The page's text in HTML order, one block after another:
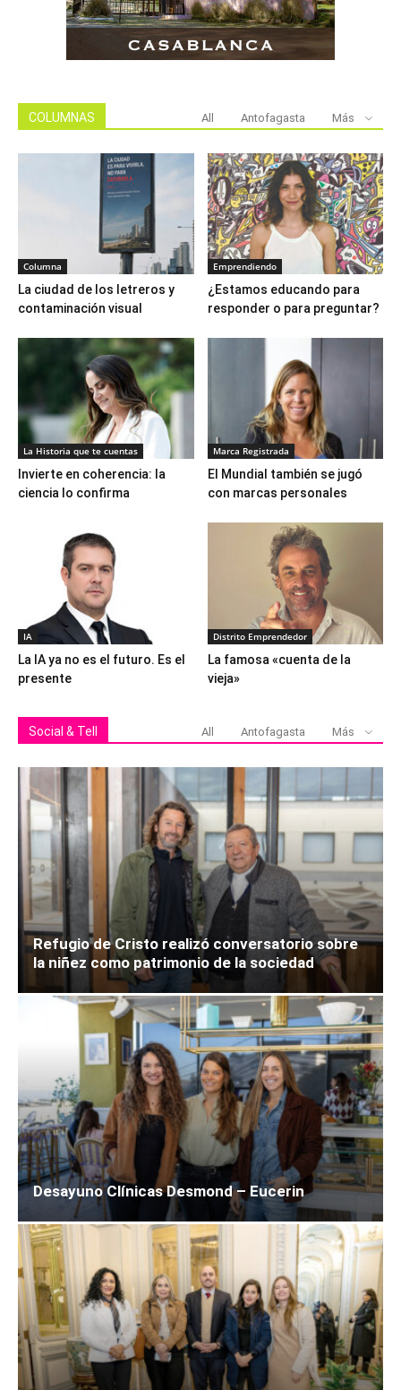
COLUMNAS All Antofagasta Más
Columna
La ciudad de los letreros y
contaminación visual
Emprendiendo
¿Estamos educando para
responder o para preguntar?
La Historia que te cuentas
Invierte en coherencia: la
ciencia lo confirma
Marca Registrada
El Mundial también se jugó
con marcas personales
IA
La IA ya no es el futuro. Es el
presente
Distrito Emprendedor
La famosa «cuenta de la
vieja»
Social & Tell All Antofagasta Más
Refugio de Cristo realizó conversatorio sobre
la niñez como patrimonio de la sociedad
Desayuno Clínicas Desmond – Eucerin